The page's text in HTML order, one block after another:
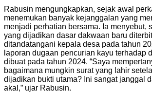
Rabusin mengungkapkan, sejak awal
menemukan banyak kejanggalan yang
menjadi perhatian bersama. Ia menyebut,
yang dijadikan dasar dakwaan baru
ditandatangani kepala desa pada tahun
laporan dugaan pencurian kayu terhadap
dibuat pada tahun 2024. “Saya
bagaimana mungkin surat yang lahir
dijadikan bukti utama? Ini sangat janggal
akal,” ujar Rabusin.